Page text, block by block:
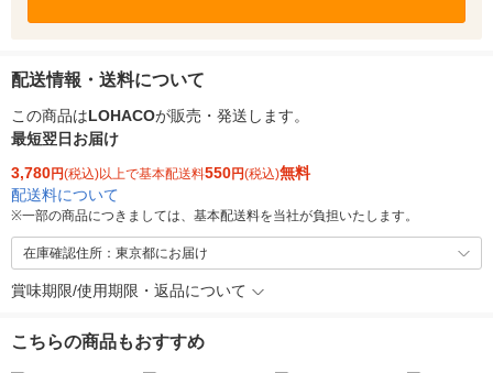
配送情報・送料について
この商品はLOHACOが販売・発送します。
最短翌日お届け
3,780円(税込)以上で基本配送料550円(税込)無料
配送料について
※一部の商品につきましては、基本配送料を当社が負担いたします。
在庫確認住所：東京都にお届け
賞味期限/使用期限・返品について
こちらの商品もおすすめ